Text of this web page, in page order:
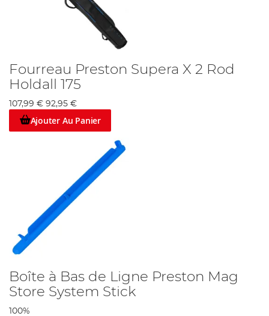
Fourreau Preston Supera X 2 Rod
Holdall 175
107,99 € 92,95 €
Ajouter Au Panier
Boîte à Bas de Ligne Preston Mag
Store System Stick
100%